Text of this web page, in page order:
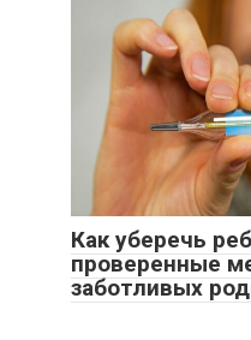
Как уберечь
проверенные
заботливых